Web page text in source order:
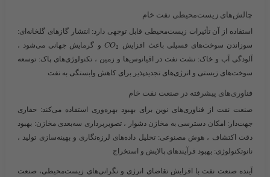
چالش‌های زیست‌محیطی نفت خام
استفاده از آن تأثیرات زیست‌محیطی قابل توجهی دارد: انتشار گازهای گلخانه‌ای:
سوزاندن سوخت‌های فسیلی باعث افزایش ​
CO2
​ و گرمایش جهانی می‌شود ،
آلودگی آب و خاک: نشت نفت در اقیانوس‌ها و زمین ،تکنولوژی‌های پاک: توسعه
سوخت‌های زیستی و انرژی‌های تجدیدپذیر برای کاهش وابستگی به نفت
فناوری‌های پیشرفته در صنعت نفت خام
صنعت نفت از فناوری‌های نوین برای بهبود بهره‌وری استفاده می‌کند: حفاری
جهت‌دار : امکان دسترسی به مخازن دشوار ،تصویربرداری سه‌بعدی مخازن: بهبود
دقت اکتشاف ، هوش مصنوعی: تحلیل داده‌های لرزه‌نگاری و بهینه‌سازی تولید ،
نانوتکنولوژی: بهبود فرآیندهای پالایش و استخراج
آینده صنعت نفت با افزایش تقاضای انرژی و نگرانی‌های زیست‌محیطی، صنعت